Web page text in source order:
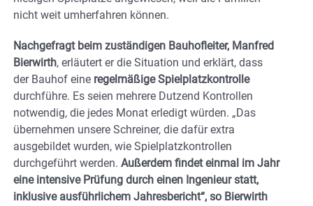
nicht weit umherfahren können.
Nachgefragt beim zuständigen Bauhofleiter, Manfred
Bierwirth, erläutert er die Situation und erklärt, dass
der Bauhof eine regelmäßige Spielplatzkontrolle
durchführe. Es seien mehrere Dutzend Kontrollen
notwendig, die jedes Monat erledigt würden. „Das
übernehmen unsere Schreiner, die dafür extra
ausgebildet wurden, wie Spielplatzkontrollen
durchgeführt werden. Außerdem findet einmal im Jahr
eine intensive Prüfung durch einen Ingenieur statt,
inklusive ausführlichem Jahresbericht“, so Bierwirth